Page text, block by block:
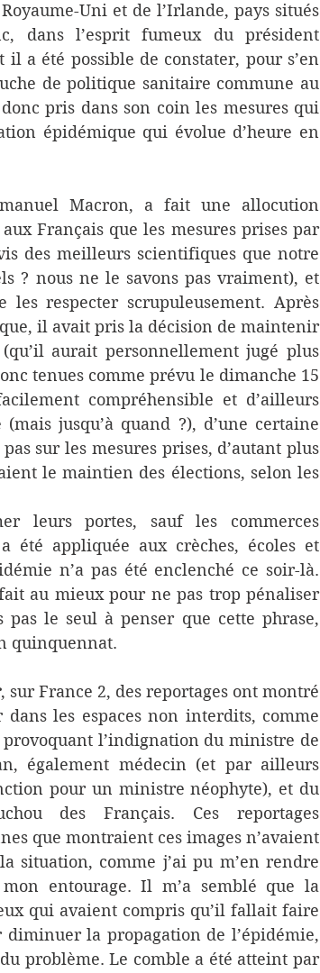
Uni et de l’Irlande, pays situés
dans l’esprit fumeux du président
a été possible de constater, pour s’en
de politique sanitaire commune au
pris dans son coin les mesures qui
épidémique qui évolue d’heure en
Macron, a fait une allocution
Français que les mesures prises par
des meilleurs scientifiques que notre
? nous ne le savons pas vraiment), et
les respecter scrupuleusement. Après
il avait pris la décision de maintenir
aurait personnellement jugé plus
tenues comme prévu le dimanche 15
compréhensible et d’ailleurs
jusqu’à quand ?), d’une certaine
sur les mesures prises, d’autant plus
le maintien des élections, selon les
leurs portes, sauf les commerces
été appliquée aux crèches, écoles et
n’a pas été enclenché ce soir-là.
au mieux pour ne pas trop pénaliser
pas le seul à penser que cette phrase,
quinquennat.
, sur France 2, des reportages ont montré
les espaces non interdits, comme
l’indignation du ministre de
également médecin (et par ailleurs
pour un ministre néophyte), et du
des Français. Ces reportages
que montraient ces images n’avaient
situation, comme j’ai pu m’en rendre
entourage. Il m’a semblé que la
qui avaient compris qu’il fallait faire
la propagation de l’épidémie,
problème. Le comble a été atteint par